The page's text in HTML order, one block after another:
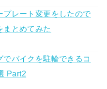
プレート変更をしたので
まとめてみた
バイクを駐輪できるコ
Part2